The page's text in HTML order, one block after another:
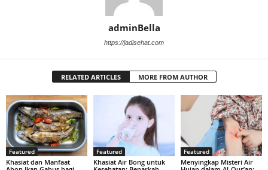
adminBella
https://jadisehat.com
RELATED ARTICLES MORE FROM AUTHOR
Featured
Khasiat dan Manfaat
Featured
Khasiat Air Bong untuk
Featured
Menyingkap Misteri Air